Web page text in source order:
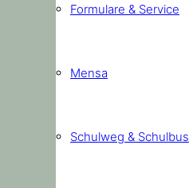
Formulare & Service
Mensa
Schulweg & Schulbus